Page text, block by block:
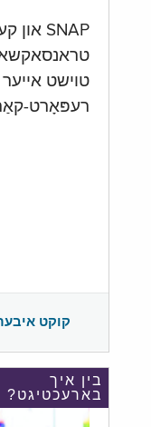
SNAP און קעש אקאונט
טוישט אייער PIN
רעפּאָרט-
קוקט
בין איך
בארעכטיגט?